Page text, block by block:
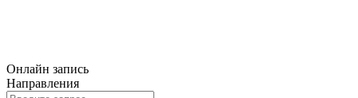
Онлайн запись
Направления